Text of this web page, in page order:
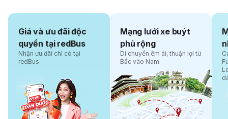
Giá và ưu đãi độc
quyền tại redBus
Nhận ưu đãi chỉ có tại
redBus
Mạng lưới xe buýt
phủ rộng
Di chuyển êm ái, thuận lợi từ
Bắc vào Nam